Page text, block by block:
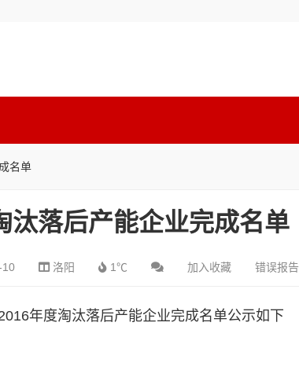
名单
汰落后产能企业完成名单
洛阳 1℃ 加入收藏 错误报告
年度淘汰落后产能企业完成名单公示如下